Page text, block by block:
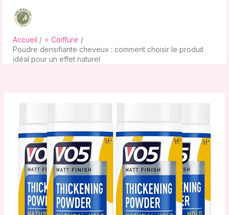
contenu
Accueil
⭐ Coiffure
Poudre densifiante cheveux : comment choisir le produit
idéal pour un effet naturel